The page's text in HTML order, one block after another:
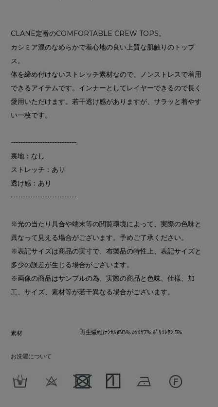
CLANE定番のCOMFORTABLE CREW TOPS。
カシミア混のなめらかで着心地の良い上質な肌触りのトップ
ス。
体を締め付けないストレッチ素材なので、ノンストレスで着用
できるアイテムです。インナーとしてレイヤーできるので長く
愛用いただけます。若干透け感がありますが、サラッと着やす
い一枚です。
---------------------------
裏地：なし
ストレッチ：あり
透け感：あり
---------------------------
※光の当たり具合や端末等の閲覧環境によって、実際の色味と
異なって見える場合がございます。予めご了承ください。
※表記サイズは商品の実寸で、布製品の特性上、表記サイズと
多少の誤差が生じる場合がございます。
※画像の商品はサンプルの為、実際の商品と色味、仕様、加
工、サイズ、素材等が若干異なる場合がございます。
素材 再生繊維(ﾃﾝｾﾙ)88% ｶｼﾐﾔ7% ﾎﾟﾘｳﾚﾀﾝ 5%
お洗濯について